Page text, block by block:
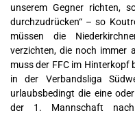
unserem Gegner richten,
durchzudrücken“ – so
müssen die
verzichten, die noch immer
muss der FFC im Hinterkopf
in der Verbandsliga
urlaubsbedingt die eine
der 1. Mannschaft